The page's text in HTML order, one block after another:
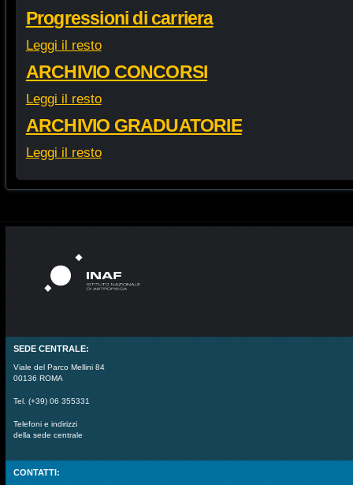
Progressioni di carriera
Leggi il resto
ARCHIVIO CONCORSI
Leggi il resto
ARCHIVIO GRADUATORIE
Leggi il resto
SEDE CENTRALE:
Viale del Parco Mellini 84
00136 ROMA
Tel. (+39) 06 355331
Telefoni e indirizzi
della sede centrale
CONTATTI: